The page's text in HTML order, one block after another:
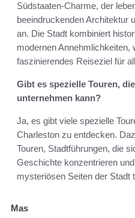
Südstaaten-Charme, der
beeindruckenden Architektur
an. Die Stadt kombiniert
modernen Annehmlichkeiten,
faszinierendes Reiseziel für
Gibt es spezielle Touren,
unternehmen kann?
Ja, es gibt viele spezielle
Charleston zu entdecken.
Touren, Stadtführungen, die
Geschichte konzentrieren
mysteriösen Seiten der Stadt
Mas